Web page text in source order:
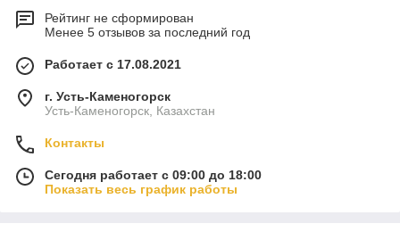
Рейтинг не сформирован
Менее 5 отзывов за последний год
Работает с 17.08.2021
г. Усть-Каменогорск
Усть-Каменогорск, Казахстан
Контакты
Сегодня работает с 09:00 до 18:00
Показать весь график работы